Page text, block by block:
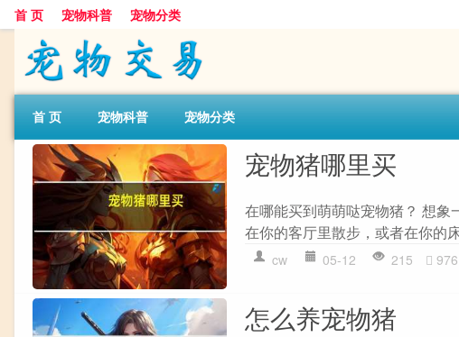
首 页 宠物科普 宠物分类
首 页 宠物科普 宠物分类
宠物猪哪里买
在哪能买到萌萌哒宠物猪？ 想
在你的客厅里散步，或者在你的
cw 05-12 215 976
怎么养宠物猪